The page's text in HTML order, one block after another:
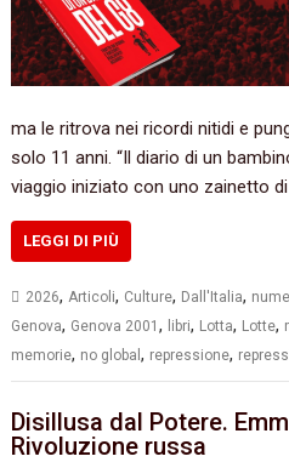
ma le ritrova nei ricordi nitidi e
solo 11 anni. “Il diario di un
viaggio iniziato con uno zainetto
LEGGI DI PIÙ
2026,Articoli, Culture, Dall'Italia,
Genova, Genova 2001, libri, Lotta, Lotte,
memorie, no global, repressione,
Disillusa dal Potere.
Rivoluzione russa